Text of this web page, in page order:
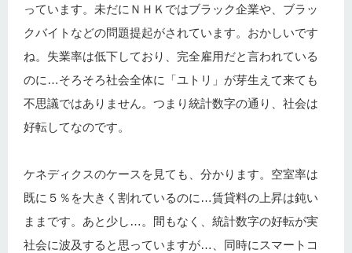
っています。未だにＮＨＫではブラック企業や、ブラッ
クバイトなどの問題提起がされています。おかしいです
ね。失業率は低下しており、完全雇用だと言われている
のに…そろそろ社会全体に「ユトリ」が芽生えて来ても
不思議ではありません。つまり統計数字の通り、社会は
好転してなのです。
ケネディクスのケースを見ても、分かります。空室率は
既に５％を大きく割れているのに…賃貸料の上昇は鈍い
ままです。あと少し…。間もなく、統計数字の好転が実
社会に波及すると思っていますが…、同時にスマートコ